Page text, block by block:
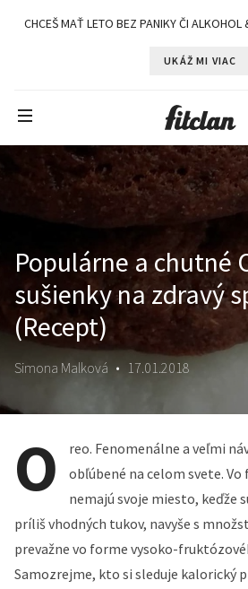
CHCEŠ MAŤ LETO BEZ PANIKY ČI ALKOHOL
UKÁŽ MI VIAC
Populárne a chutné
sušienky na zdravý
(Recept)
Simona Malková • 17.01.2018
O
reo. Fenomenálne a veľmi
obľúbené na celom svete.
nemajú svoje miesto, keďže
príliš vhodných tukov, navyše s
prevažne vo forme vysoko-
Samozrejme, kto si sleduje kalorický